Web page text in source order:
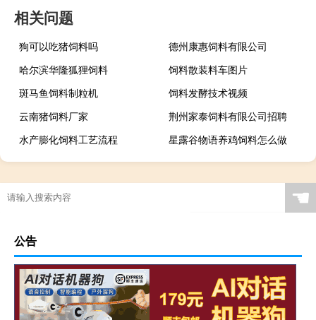
相关问题
狗可以吃猪饲料吗
德州康惠饲料有限公司
哈尔滨华隆狐狸饲料
饲料散装料车图片
斑马鱼饲料制粒机
饲料发酵技术视频
云南猪饲料厂家
荆州家泰饲料有限公司招聘
水产膨化饲料工艺流程
星露谷物语养鸡饲料怎么做
☚
公告